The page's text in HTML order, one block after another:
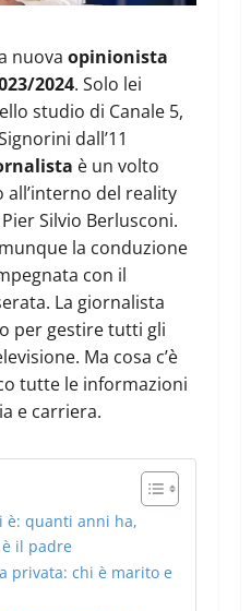
nuova opinionista
2024. Solo lei
studio di Canale 5,
dall’11
è un volto
del reality
Silvio Berlusconi.
la conduzione
con il
La giornalista
per gestire tutti gli
Ma cosa c’è
tutte le informazioni
e carriera.
è: quanti anni ha,
il padre
privata: chi è marito e